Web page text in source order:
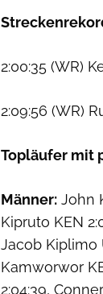
2:00:35 (WR)
2:09:56 (WR)
Topläufer mit
Männer: John
Kipruto KEN
Jacob Kiplimo
Kamworwor
2:04:39,